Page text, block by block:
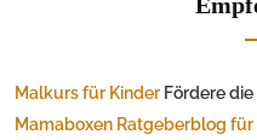
Malkurs für Kinder Fördere
Mamaboxen Ratgeberblog für